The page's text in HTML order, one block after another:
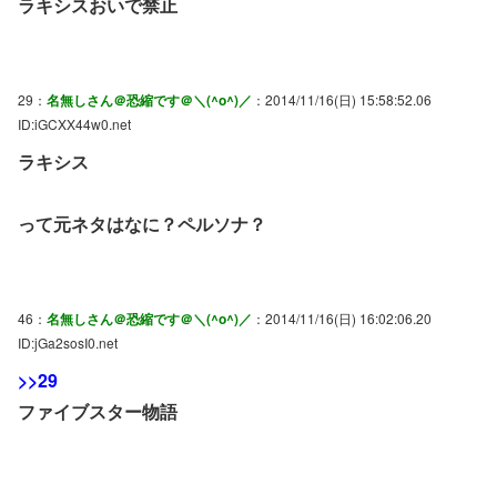
29： 名無しさん＠恐縮です＠＼(^o^)／ ：2014/11/16(日) 15:58:52.06
ID:iGCXX44w0.net
ラキシス
って元ネタはなに？ペルソナ？
46： 名無しさん＠恐縮です＠＼(^o^)／ ：2014/11/16(日) 16:02:06.20
ID:jGa2sosI0.net
>>29
ファイブスター物語